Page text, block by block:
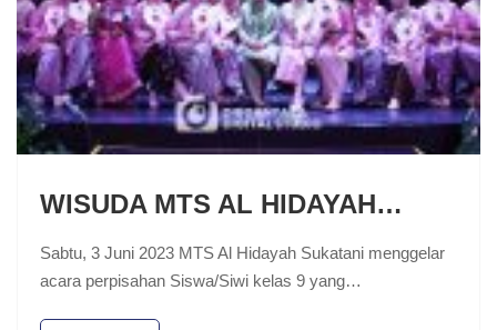
WISUDA MTS AL HIDAYAH…
Sabtu, 3 Juni 2023 MTS Al Hidayah Sukatani menggelar
acara perpisahan Siswa/Siwi kelas 9 yang…